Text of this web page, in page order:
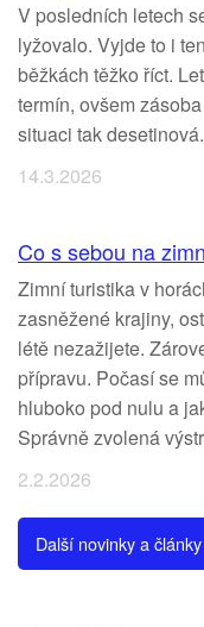
V posledních letech
lyžovalo. Vyjde to i
běžkách těžko říct.
termín, ovšem
situaci tak
14.3.2026
Co s sebou na
Zimní turistika v
zasněžené krajiny,
létě nezažijete.
přípravu. Počasí se
hluboko pod nulu a
Správně zvolená
2.2.2026
Další novinky a články